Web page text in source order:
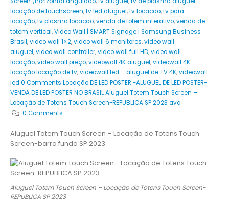
locação de touchscreen,tv led aluguel,tv locacao,tv para
locação,tv plasma locacao,venda de totem interativo,venda de
totem vertical,Video Wall | SMART Signage | Samsung Business
Brasil,video wall 1×2,video wall 6 monitores,video wall
aluguel,video wall controller,video wall full HD,video wall
locação,video wall preço,videowall 4K aluguel,videowall 4K
locação locação de tv,videowall led – aluguel de TV 4K,videowall
led 0 Comments Locação DE LED POSTER -ALUGUEL DE LED POSTER-
VENDA DE LED POSTER NO BRASIL Aluguel Totem Touch Screen –
Locação de Totens Touch Screen-REPUBLICA SP 2023 ava
0 Comments
Aluguel Totem Touch Screen – Locação de Totens Touch
Screen-barra funda SP 2023
Aluguel Totem Touch Screen – Locação de Totens Touch Screen-
REPUBLICA SP 2023